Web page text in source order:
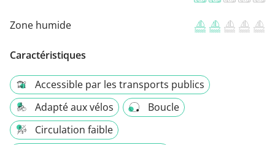
Zone humide
Caractéristiques
Accessible par les transports publics
Adapté aux vélos
Boucle
Circulation faible